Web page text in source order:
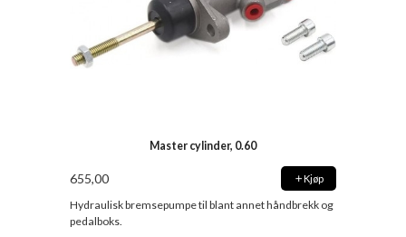
Master cylinder, 0.60
655,00 Kjøp
Hydraulisk bremsepumpe til blant annet håndbrekk og
pedalboks.